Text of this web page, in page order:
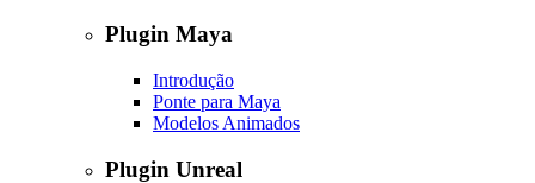
Plugin Maya
Introdução
Ponte para Maya
Modelos Animados
Plugin Unreal